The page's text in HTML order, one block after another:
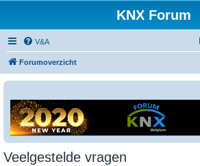
KNX Forum
V&A
Forumoverzicht
Veelgestelde vragen